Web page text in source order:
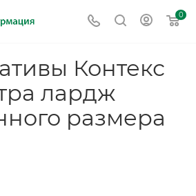
0
Контекс
лардж
размера